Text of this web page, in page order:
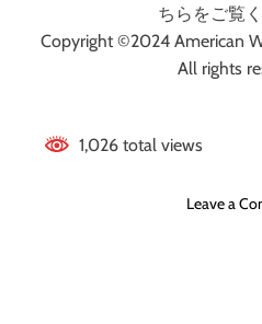
ちらをご覧く
Copyright ©2024 American
All rights
1,026 total views
Leave a